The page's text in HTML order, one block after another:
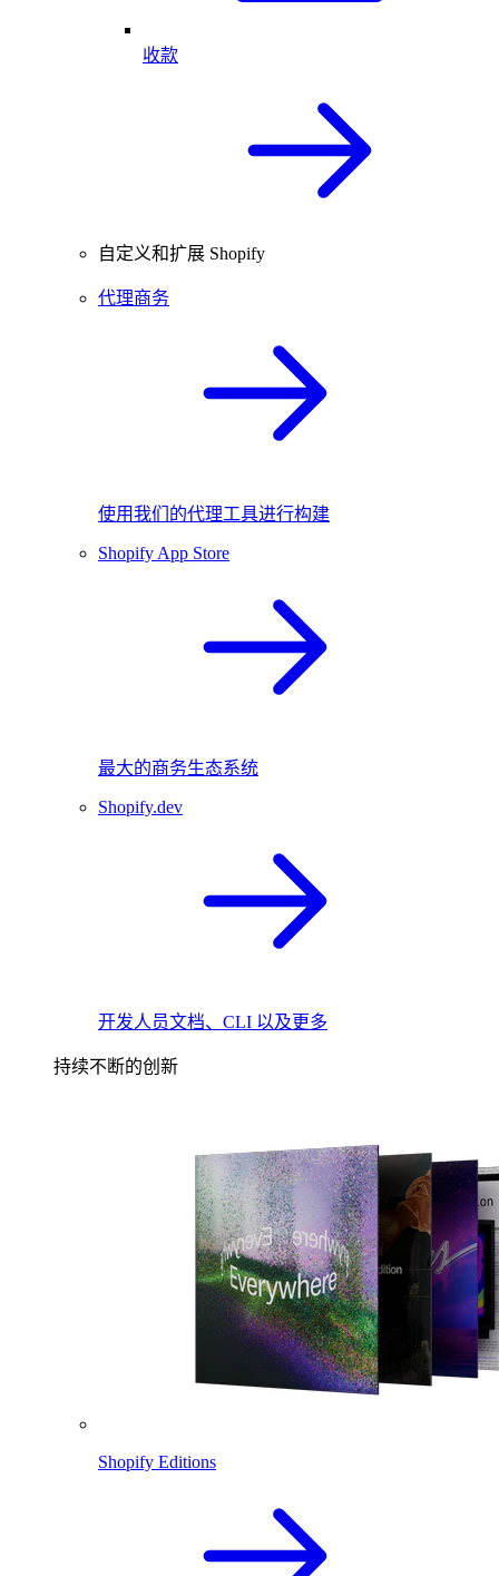
收款
自定义和扩展 Shopify
代理商务
使用我们的代理工具进行构建
Shopify App Store
最大的商务生态系统
Shopify.dev
开发人员文档、CLI 以及更多
持续不断的创新
Shopify Editions